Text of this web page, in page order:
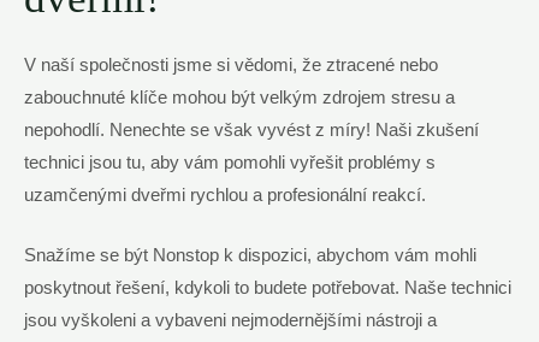
V naší společnosti jsme si vědomi, že ztracené nebo
zabouchnuté klíče mohou být velkým zdrojem stresu a
nepohodlí. Nenechte se však vyvést z míry! Naši zkušení
technici jsou tu, aby vám pomohli vyřešit problémy s
uzamčenými dveřmi rychlou a profesionální reakcí.
Snažíme se být Nonstop k dispozici, abychom vám mohli
poskytnout řešení, kdykoli to budete potřebovat. Naše technici
jsou vyškoleni a vybaveni nejmodernějšími nástroji a